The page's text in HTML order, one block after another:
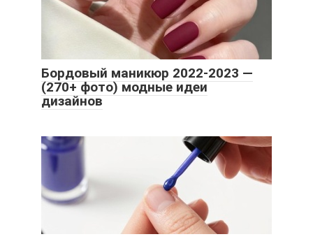
Бордовый маникюр 2022-2023 —
(270+ фото) модные идеи
дизайнов